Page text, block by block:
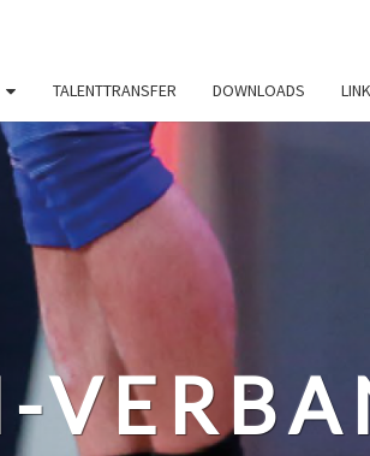
TALENTTRANSFER DOWNLOADS